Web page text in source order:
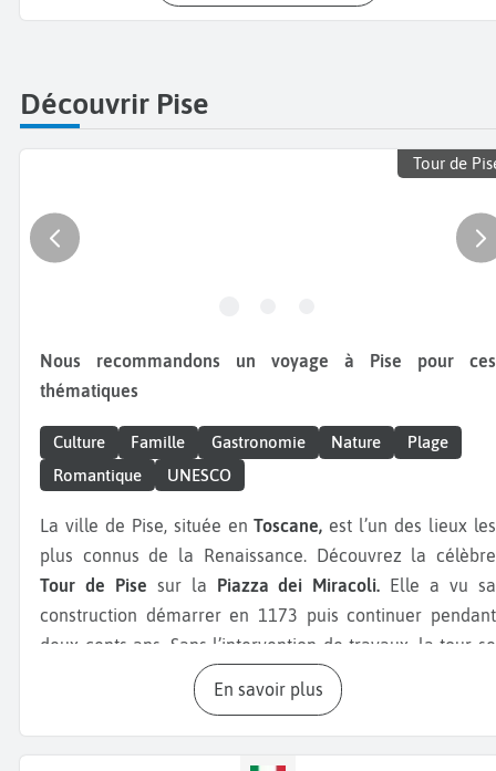
Découvrir Pise
Tour de
Nous recommandons un voyage à Pise pour ces
thématiques
Culture Famille Gastronomie Nature
Plage
Romantique
UNESCO
La ville de Pise, située enToscane, est l’un des lieux les
plus connus de la Renaissance. Découvrez la célèbre
Tour de Pise sur la Piazza dei Miracoli. Elle a vu sa
construction démarrer en 1173 puis continuer pendant
deux cents ans. Sans l’intervention de travaux, la tour se
serait effondrée en l’an 2000. Sur cette même place, le
Baptistère Saint Jean,
construit entre 1152 et 1363. La
Cathédrale Notre-Dame de l’Assomptionest un autre
monument important de Pise, une basilique romane de
En savoir plus